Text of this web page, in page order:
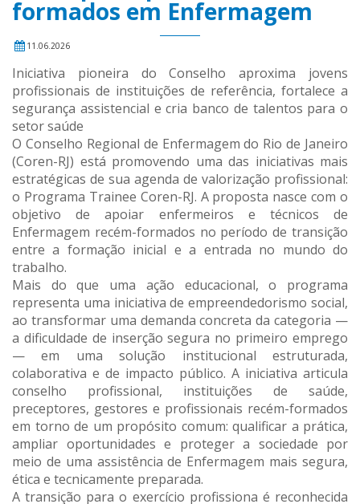
formados em Enfermagem
11.06.2026
Iniciativa pioneira do Conselho aproxima jovens
profissionais de instituições de referência, fortalece a
segurança assistencial e cria banco de talentos para o
setor saúde
O Conselho Regional de Enfermagem do Rio de Janeiro
(Coren-RJ) está promovendo uma das iniciativas mais
estratégicas de sua agenda de valorização profissional:
o Programa Trainee Coren-RJ. A proposta nasce com o
objetivo de apoiar enfermeiros e técnicos de
Enfermagem recém-formados no período de transição
entre a formação inicial e a entrada no mundo do
trabalho.
Mais do que uma ação educacional, o programa
representa uma iniciativa de empreendedorismo social,
ao transformar uma demanda concreta da categoria —
a dificuldade de inserção segura no primeiro emprego
— em uma solução institucional estruturada,
colaborativa e de impacto público. A iniciativa articula
conselho profissional, instituições de saúde,
preceptores, gestores e profissionais recém-formados
em torno de um propósito comum: qualificar a prática,
ampliar oportunidades e proteger a sociedade por
meio de uma assistência de Enfermagem mais segura,
ética e tecnicamente preparada.
A transição para o exercício profissiona é reconhecida